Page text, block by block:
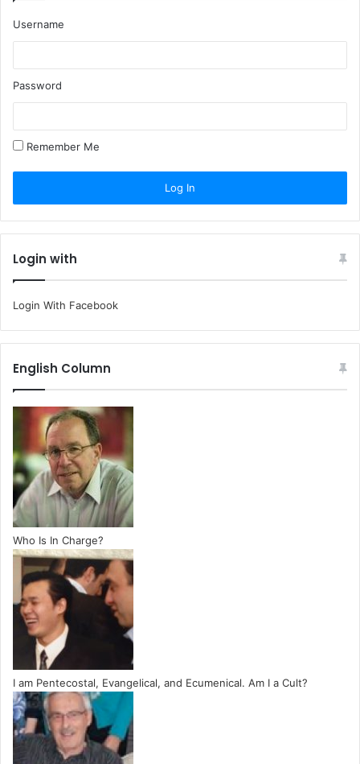
Username
Password
Remember Me
Login with
Login With Facebook
English Column
Who Is In Charge?
I am Pentecostal, Evangelical, and Ecumenical. Am I a Cult?